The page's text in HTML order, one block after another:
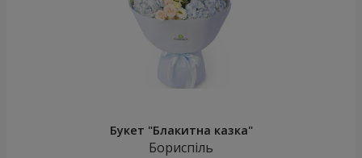
Букет "Блакитна казка"
Бориспіль